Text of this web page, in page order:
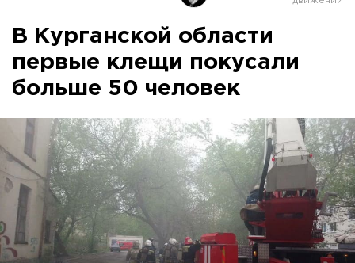
В Курганской области
первые клещи покусали
больше 50 человек